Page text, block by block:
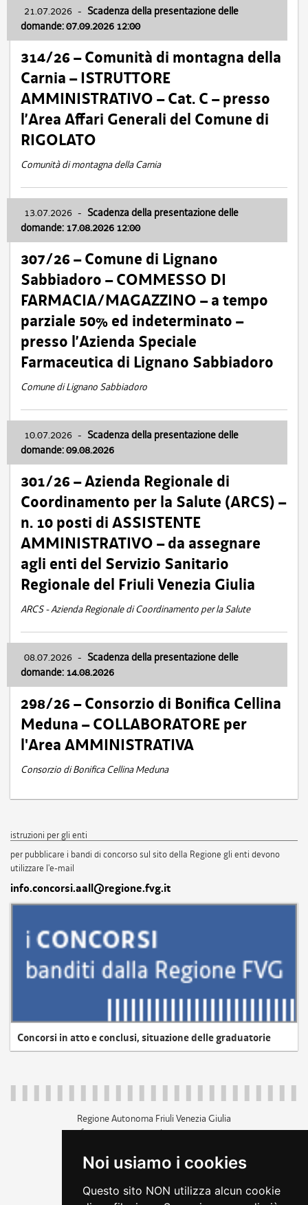
Noi usiamo i cookies
Questo sito NON utilizza alcun cookie
21.07.2026 - Scadenza della presentazione delle
domande: 07.09.2026 12:00
314/26 – Comunità di montagna della
Carnia – ISTRUTTORE
AMMINISTRATIVO – Cat. C – presso
l’Area Affari Generali del Comune di
RIGOLATO
Comunità di montagna della Carnia
13.07.2026 - Scadenza della presentazione delle
domande: 17.08.2026 12:00
307/26 – Comune di Lignano
Sabbiadoro – COMMESSO DI
FARMACIA/MAGAZZINO – a tempo
parziale 50% ed indeterminato –
presso l’Azienda Speciale
Farmaceutica di Lignano Sabbiadoro
Comune di Lignano Sabbiadoro
10.07.2026 - Scadenza della presentazione delle
domande: 09.08.2026
301/26 – Azienda Regionale di
Coordinamento per la Salute (ARCS) –
n. 10 posti di ASSISTENTE
AMMINISTRATIVO – da assegnare
agli enti del Servizio Sanitario
Regionale del Friuli Venezia Giulia
ARCS - Azienda Regionale di Coordinamento per la Salute
08.07.2026 - Scadenza della presentazione delle
domande: 14.08.2026
298/26 – Consorzio di Bonifica Cellina
Meduna – COLLABORATORE per
l'Area AMMINISTRATIVA
Consorzio di Bonifica Cellina Meduna
istruzioni per gli enti
per pubblicare i bandi di concorso sul sito della Regione gli enti devono
utilizzare l'e-mail
info.concorsi.aall@regione.fvg.it
Concorsi in atto e conclusi, situazione delle graduatorie
Regione Autonoma Friuli Venezia Giulia
c.f. 80014930327; p.iva 00526040324
+39 040 3771111